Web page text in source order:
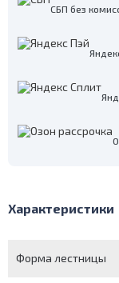
СБП без
Характеристики
Форма лестницы